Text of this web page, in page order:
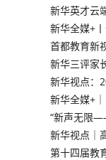
化几何？
新华英才云
新华全媒+
首都教育新
新华三评家
新华视点：
新华全媒+
“新声无限
新华视点｜
第十四届教